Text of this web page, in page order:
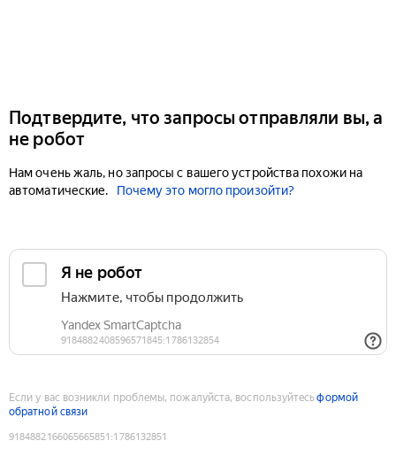
Подтвердите, что запросы отправляли вы, а
не робот
Нам очень жаль, но запросы с вашего устройства похожи на
автоматические.
Почему это могло произойти?
Если у вас возникли проблемы, пожалуйста, воспользуйтесьформой
обратной связи
9184882166065665851 :1786132851